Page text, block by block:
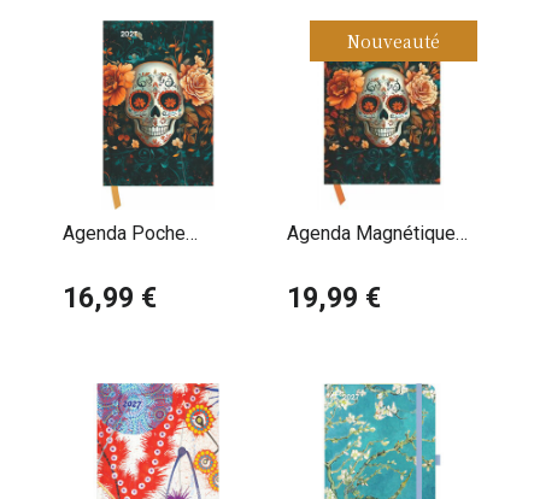
Agenda Poche
Gothique Skull Tête de
16,99 €
Nouveauté
Agenda Magnétique
Mort
19,99 €